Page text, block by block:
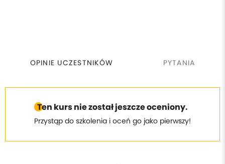
OPINIE UCZESTNIKÓW PYTANIA
Ten kurs nie został jeszcze oceniony.
Przystąp do szkolenia i oceń go jako pierwszy!